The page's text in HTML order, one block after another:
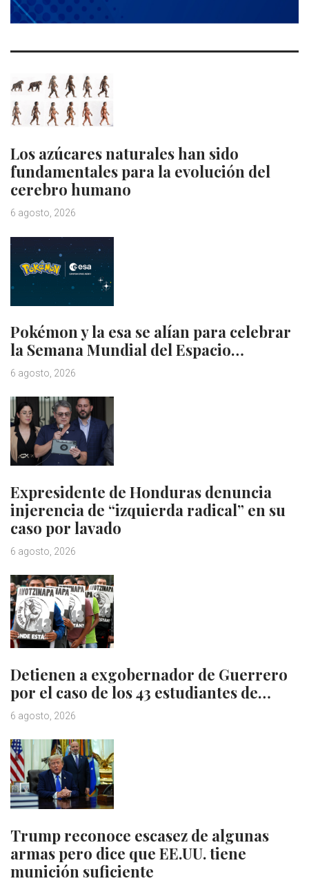
Los azúcares naturales han sido
fundamentales para la evolución del
cerebro humano
6 agosto, 2026
Pokémon y la esa se alían para celebrar
la Semana Mundial del Espacio…
6 agosto, 2026
Expresidente de Honduras denuncia
injerencia de “izquierda radical” en su
caso por lavado
6 agosto, 2026
Detienen a exgobernador de Guerrero
por el caso de los 43 estudiantes de…
6 agosto, 2026
Trump reconoce escasez de algunas
armas pero dice que EE.UU. tiene
munición suficiente